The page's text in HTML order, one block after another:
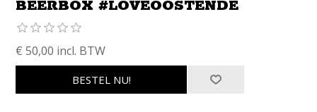
BEERBOX #LOVEOOSTENDE
€ 50,00 incl. BTW